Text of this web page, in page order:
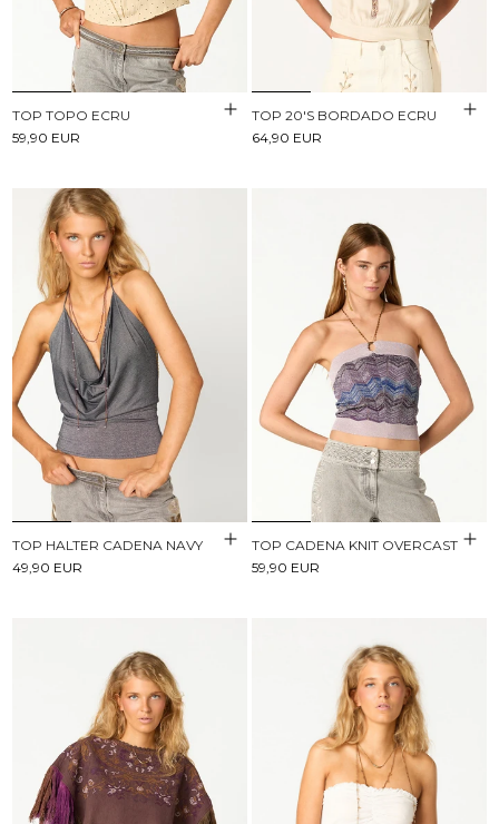
TOP TOPO ECRU
59,90 EUR
TOP 20'S BORDADO ECRU
64,90 EUR
TOP HALTER CADENA NAVY
49,90 EUR
TOP CADENA KNIT OVERCAST
59,90 EUR